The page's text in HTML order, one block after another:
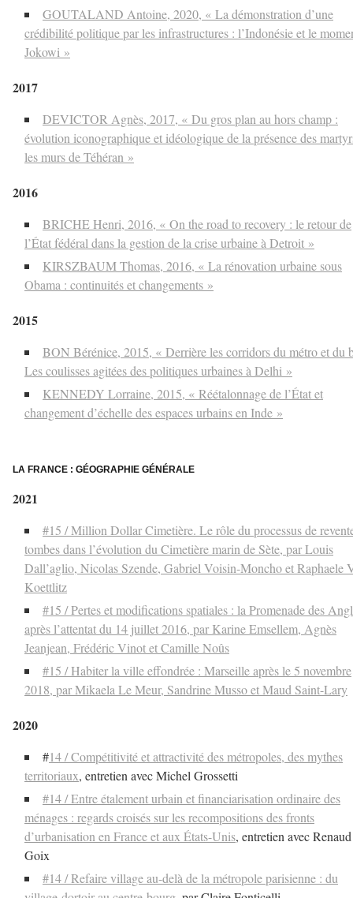
GOUTALAND Antoine, 2020, « La démonstration d’une
crédibilité politique par les infrastructures : l’Indonésie et le
Jokowi »
2017
DEVICTOR Agnès, 2017, « Du gros plan au hors champ :
évolution iconographique et idéologique de la présence des
les murs de Téhéran »
2016
BRICHE Henri, 2016, « On the road to recovery : le retour de
l’État fédéral dans la gestion de la crise urbaine à Detroit »
KIRSZBAUM Thomas, 2016, « La rénovation urbaine sous
Obama : continuités et changements »
2015
BON Bérénice, 2015, « Derrière les corridors du métro et du
Les coulisses agitées des politiques urbaines à Delhi »
KENNEDY Lorraine, 2015, « Réétalonnage de l’État et
changement d’échelle des espaces urbains en Inde »
LA FRANCE : GÉOGRAPHIE GÉNÉRALE
2021
#15 / Million Dollar Cimetière. Le rôle du processus de
tombes dans l’évolution du Cimetière marin de Sète, par Louis
Dall’aglio, Nicolas Szende, Gabriel Voisin-Moncho et Raphaele
Koettlitz
#15 / Pertes et modifications spatiales : la Promenade des
après l’attentat du 14 juillet 2016, par Karine Emsellem, Agnès
Jeanjean, Frédéric Vinot et Camille Noûs
#15 / Habiter la ville effondrée : Marseille après le 5 novembre
2018, par Mikaela Le Meur, Sandrine Musso et Maud Saint-Lary
2020
#14 / Compétitivité et attractivité des métropoles, des mythes
territoriaux, entretien avec Michel Grossetti
#14 / Entre étalement urbain et financiarisation ordinaire des
ménages : regards croisés sur les recompositions des fronts
d’urbanisation en France et aux États-Unis, entretien avec
Goix
#14 / Refaire village au-delà de la métropole parisienne : du